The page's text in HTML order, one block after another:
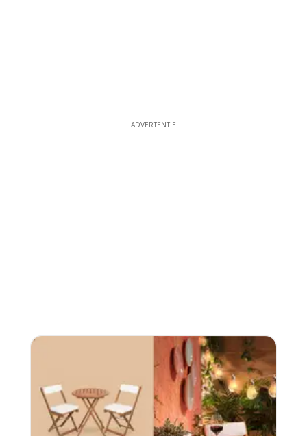
ADVERTENTIE